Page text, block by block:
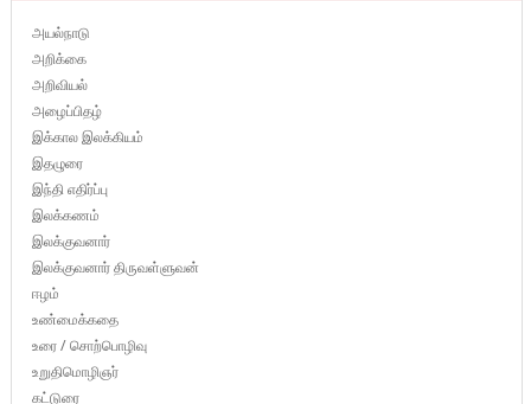
அயல்நாடு
அறிக்கை
அறிவியல்
அழைப்பிதழ்
இக்கால இலக்கியம்
இதழுரை
இந்தி எதிர்ப்பு
இலக்கணம்
இலக்குவனார்
இலக்குவனார் திருவள்ளுவன்
ஈழம்
உண்மைக்கதை
உரை / சொற்பொழிவு
உறுதிமொழிஞர்
கட்டுரை